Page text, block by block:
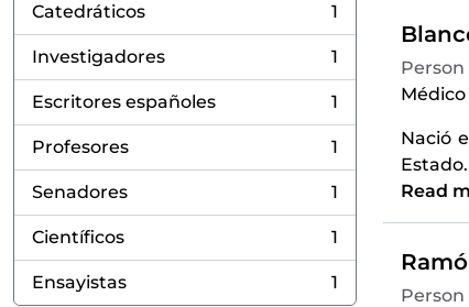
Catedráticos
, 1 results
1
Investigadores
, 1 results
1
Escritores españoles
, 1 results
1
Profesores
, 1 results
1
Senadores
, 1 results
1
Científicos
, 1 results
1
Ensayistas
, 1 results
1
Person
Nació
Read
Person